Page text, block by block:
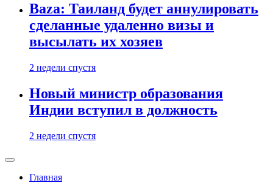
Baza: Таиланд будет аннулировать
сделанные удаленно визы и
высылать их хозяев
2 недели спустя
Новый министр образования
Индии вступил в должность
2 недели спустя
Главная